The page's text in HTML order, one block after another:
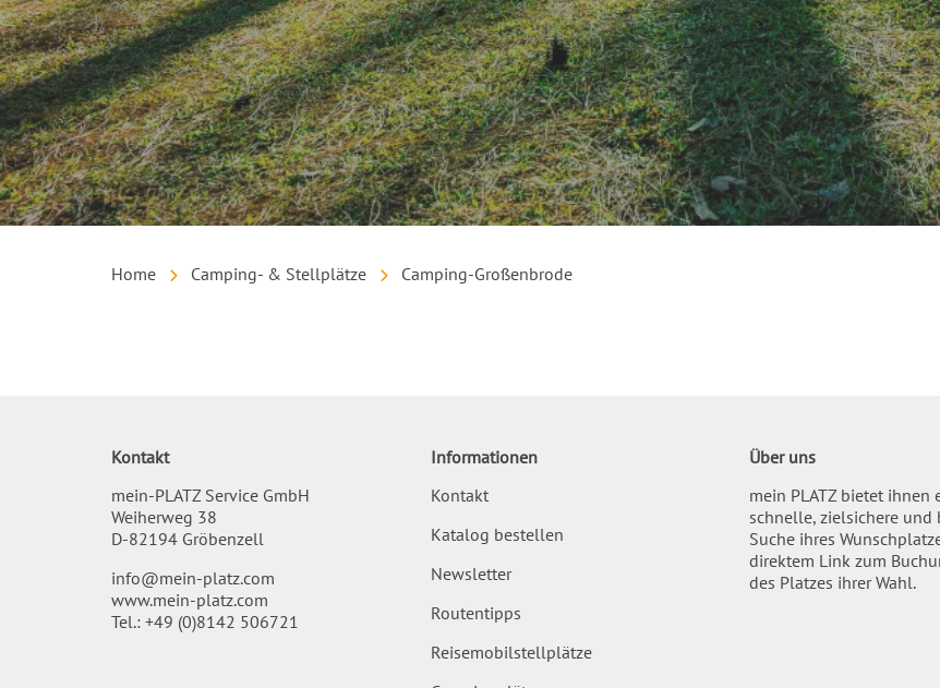
Home Camping- & Stellplätze Camping-Großenbrode
Kontakt
mein-PLATZ Service GmbH
Weiherweg 38
D-82194 Gröbenzell
info@mein-platz.com
www.mein-platz.com
Tel.: +49 (0)8142 506721
Informationen
Kontakt
Katalog bestellen
Newsletter
Routentipps
Reisemobilstellplätze
Über uns
mein PLATZ bietet ihnen
schnelle, zielsichere und
Suche ihres
direktem Link zum
des Platzes ihrer Wahl.